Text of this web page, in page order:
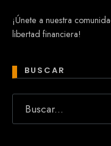
¡Únete a nuestra
libertad financiera!
BUSCAR